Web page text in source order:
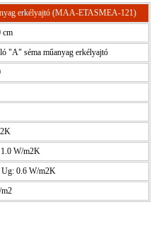
erkélyajtó (MAA-ETASMEA-121)
cm
"A" séma műanyag erkélyajtó
W/m2K
Ug: 0.6 W/m2K